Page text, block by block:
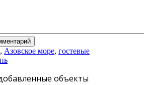
, Азовское море, гостевые
объекты